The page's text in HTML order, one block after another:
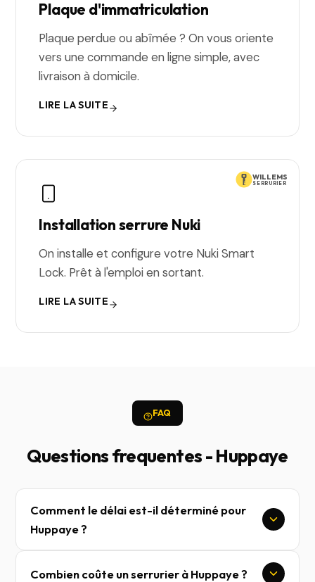
Plaque d'immatriculation
Plaque perdue ou abîmée ? On vous oriente
vers une commande en ligne simple, avec
livraison à domicile.
LIRE LA SUITE
WILLEMS
SERRURIER
Installation serrure Nuki
On installe et configure votre Nuki Smart
Lock. Prêt à l'emploi en sortant.
LIRE LA SUITE
FAQ
Questions frequentes - Huppaye
Comment le délai est-il déterminé pour
Huppaye ?
Combien coûte un serrurier à Huppaye ?